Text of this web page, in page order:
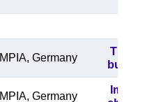
MPIA, Germany
The
bulge
MPIA, Germany